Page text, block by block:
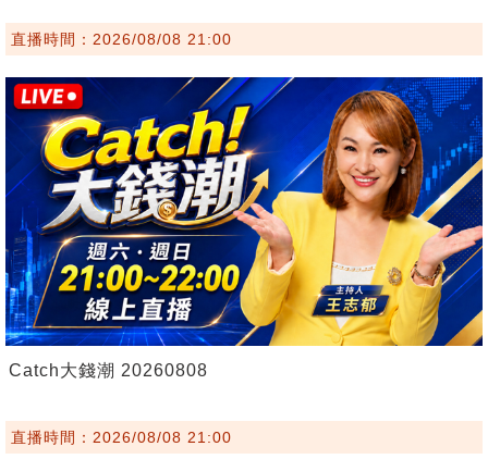
直播時間：2026/08/08 21:00
Catch大錢潮 20260808
直播時間：2026/08/08 21:00